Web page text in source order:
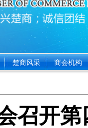
楚商风采 商会机构
召开